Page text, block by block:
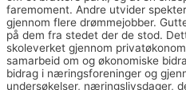
faremoment. Andre utvider
gjennom flere drømmejobber.
på dem fra stedet der de stod.
skoleverket gjennom
samarbeid om og økonomiske
bidrag i næringsforeninger og
undersøkelser, næringslivsdager,